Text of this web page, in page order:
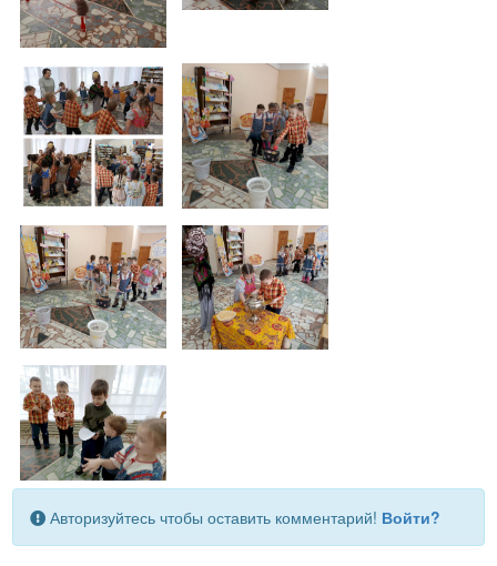
Авторизуйтесь чтобы оставить комментарий! Войти?